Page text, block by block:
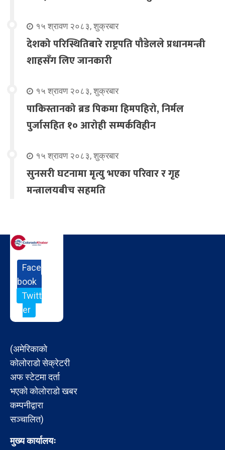
१५ श्रावण २०८३, शुक्रबार
देशको परिस्थितिबारे राष्ट्रपति पौडेलले प्रधानमन्त्री
शाहसँग लिए जानकारी
१५ श्रावण २०८३, शुक्रबार
पाकिस्तानको ब्रड पिकमा हिमपहिरो, निर्मल
पुर्जासहित १० आरोही सम्पर्कविहीन
१५ श्रावण २०८३, शुक्रबार
सुनसरी घटनामा मृत्यु भएका परिवार र गृह
मन्त्रालयबीच सहमति
Face
book
Twitt
er
(अमेरिकाको
कोलोराडो सेक्रेटरी
अफ स्टेटमा दर्ता
भएको कोलोराडो खबर
कम्पनीद्वारा
सञ्चालित)
मुख्य कार्यालयः